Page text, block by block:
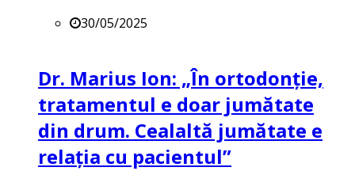
30/05/2025
Dr. Marius Ion: „În ortodonție,
tratamentul e doar jumătate
din drum. Cealaltă jumătate e
relația cu pacientul”